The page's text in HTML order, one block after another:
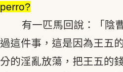
perro?
有一匹馬回說：「陰
過這件事，這是因為王五
分的淫亂放蕩，把王五的